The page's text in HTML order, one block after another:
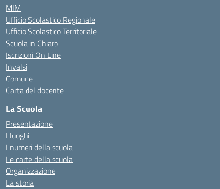
MIM
Ufficio Scolastico Regionale
Ufficio Scolastico Territoriale
Scuola in Chiaro
Iscrizioni On Line
Invalsi
Comune
Carta del docente
La Scuola
Presentazione
I luoghi
I numeri della scuola
Le carte della scuola
Organizzazione
La storia